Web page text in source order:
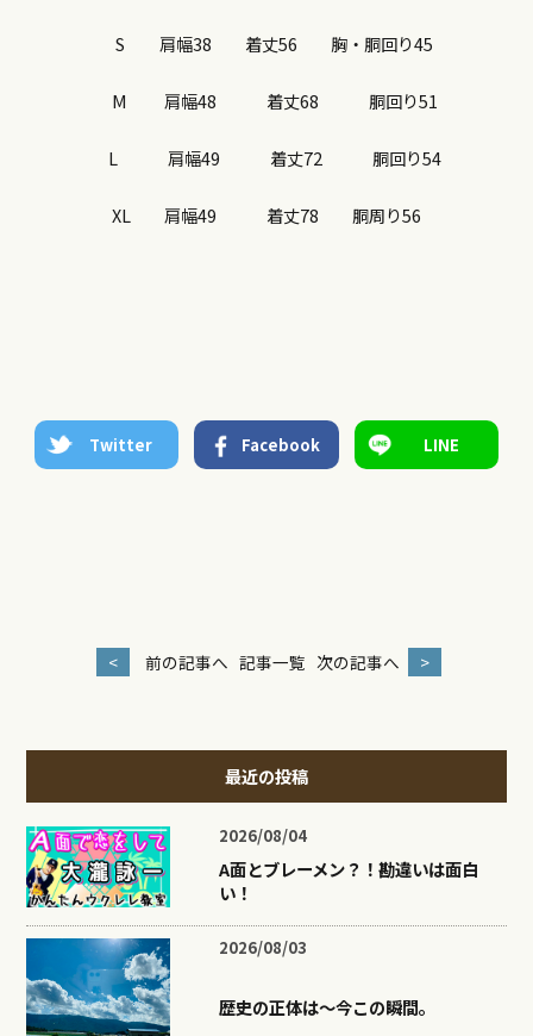
S 肩幅38 着丈56 胸・胴回り45
​ M 肩幅48 着丈68 胴回り51
L 肩幅49 着丈72 胴回り54
XL 肩幅49 着丈78 胴周り56
Twitter Facebook LINE
< 前の記事へ 記事一覧 次の記事へ >
最近の投稿
2026/08/04
A面とブレーメン？！勘違いは面白
い！
2026/08/03
歴史の正体は〜今この瞬間。